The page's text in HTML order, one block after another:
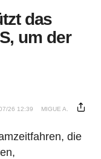
das
um der
26 12:39 MIGUE A.
die